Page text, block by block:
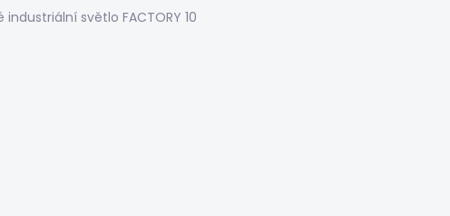
industriální světlo FACTORY 10